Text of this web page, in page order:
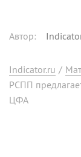
Автор:
Indicator.ru /
РСПП
ЦФА